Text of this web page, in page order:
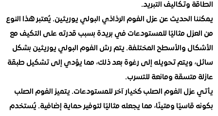
وتكاليف التبريد.
الحديث عن عزل الفوم الرذاذي البولي يوريثين. يُعتبر هذا النوع
مثاليًا للمستودعات في بريدة بسبب قدرته على التكيف مع
والأسطح المختلفة. يتم رش الفوم البولي يوريثين بشكل
تحويله إلى رغوة بعد ذلك، مما يؤدي إلى تشكيل طبقة
ومانعة للتسرب.
الفوم الصلب كخيار آخر للمستودعات. يتميز الفوم الصلب
ومتينًا، مما يجعله مثاليًا لتوفير حماية إضافية. يُستخدم